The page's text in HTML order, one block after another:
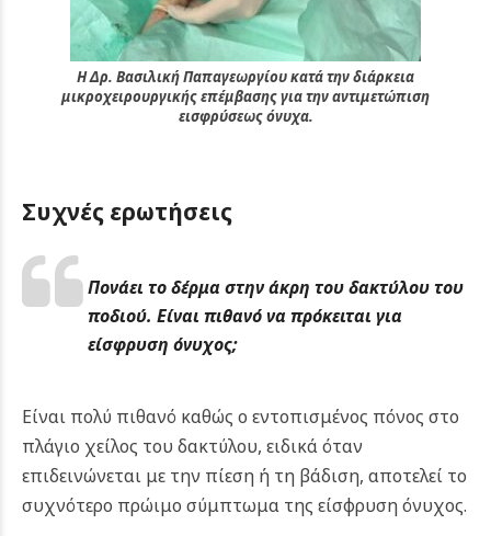
Η Δρ. Βασιλική Παπαγεωργίου κατά την διάρκεια
μικροχειρουργικής επέμβασης για την αντιμετώπιση
εισφρύσεως όνυχα.
Συχνές ερωτήσεις
Πονάει το δέρμα στην άκρη του δακτύλου του
ποδιού. Είναι πιθανό να πρόκειται για
είσφρυση όνυχος;
Είναι πολύ πιθανό καθώς ο εντοπισμένος πόνος στο
πλάγιο χείλος του δακτύλου, ειδικά όταν
επιδεινώνεται με την πίεση ή τη βάδιση, αποτελεί το
συχνότερο πρώιμο σύμπτωμα της είσφρυση όνυχος.